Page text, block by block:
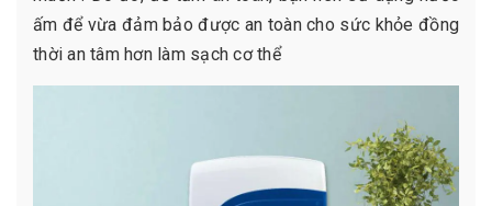
ấm để vừa đảm bảo được an toàn cho sức khỏe đồng
thời an tâm hơn làm sạch cơ thể